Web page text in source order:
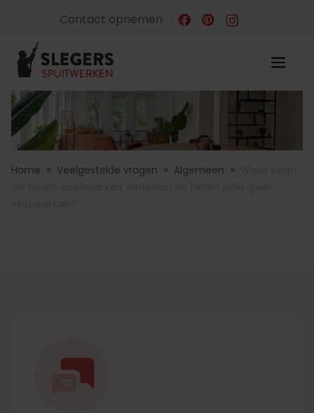
Contact opnemen
Home » Veelgestelde vragen » Algemeen »